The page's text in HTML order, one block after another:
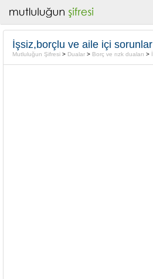
İşsiz,borçlu ve aile içi
Mutluluğun Şifresi > Dualar > Borç ve rızk duaları >